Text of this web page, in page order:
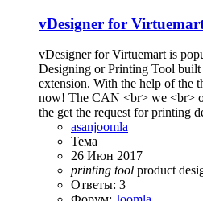
vDesigner for
vDesigner for Virtuemart is
Designing or Printing Tool
extension. With the help of the
now! The CAN <br> we <br>
the get the request for printing
asanjoomla
Тема
26 Июн 2017
printing tool product
Ответы: 3